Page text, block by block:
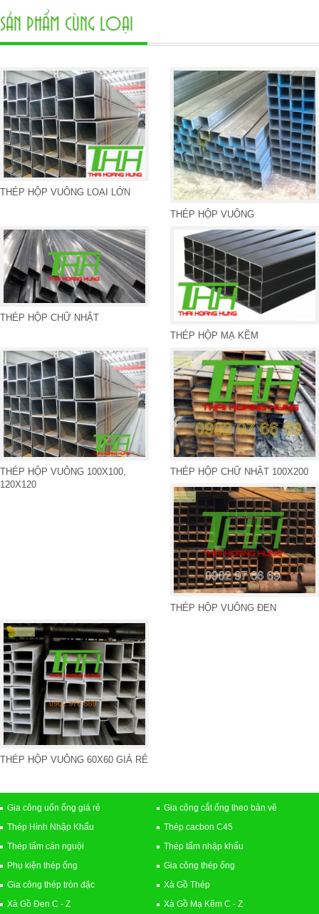
SẢN PHẨM CÙNG LOẠI
THÉP HỘP VUÔNG LOẠI LỚN
THÉP HỘP VUÔNG
THÉP HỘP CHỮ NHẬT
THÉP HỘP MẠ KẼM
THÉP HỘP VUÔNG 100X100,
120X120
THÉP HỘP CHỮ NHẬT 100X200
THÉP HỘP VUÔNG ĐEN
THÉP HỘP VUÔNG 60X60 GIÁ RẺ
Gia công uốn ống giá rẻ
Gia công cắt ống theo bản vẽ
Thép Hình Nhập Khẩu
Thép cacbon C45
Thép tấm cán nguội
Thép tấm nhập khẩu
Phụ kiện thép ống
Gia công thép ống
Gia công thép tròn đặc
Xà Gồ Thép
Xà Gồ Đen C - Z
Xà Gồ Mạ Kẽm C - Z